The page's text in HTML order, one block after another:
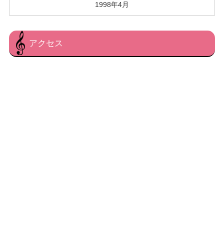
1998年4月
アクセス